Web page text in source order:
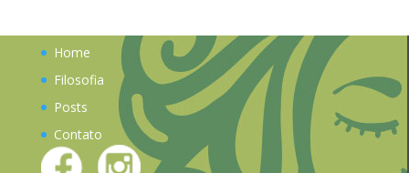
Home
Filosofia
Posts
Contato